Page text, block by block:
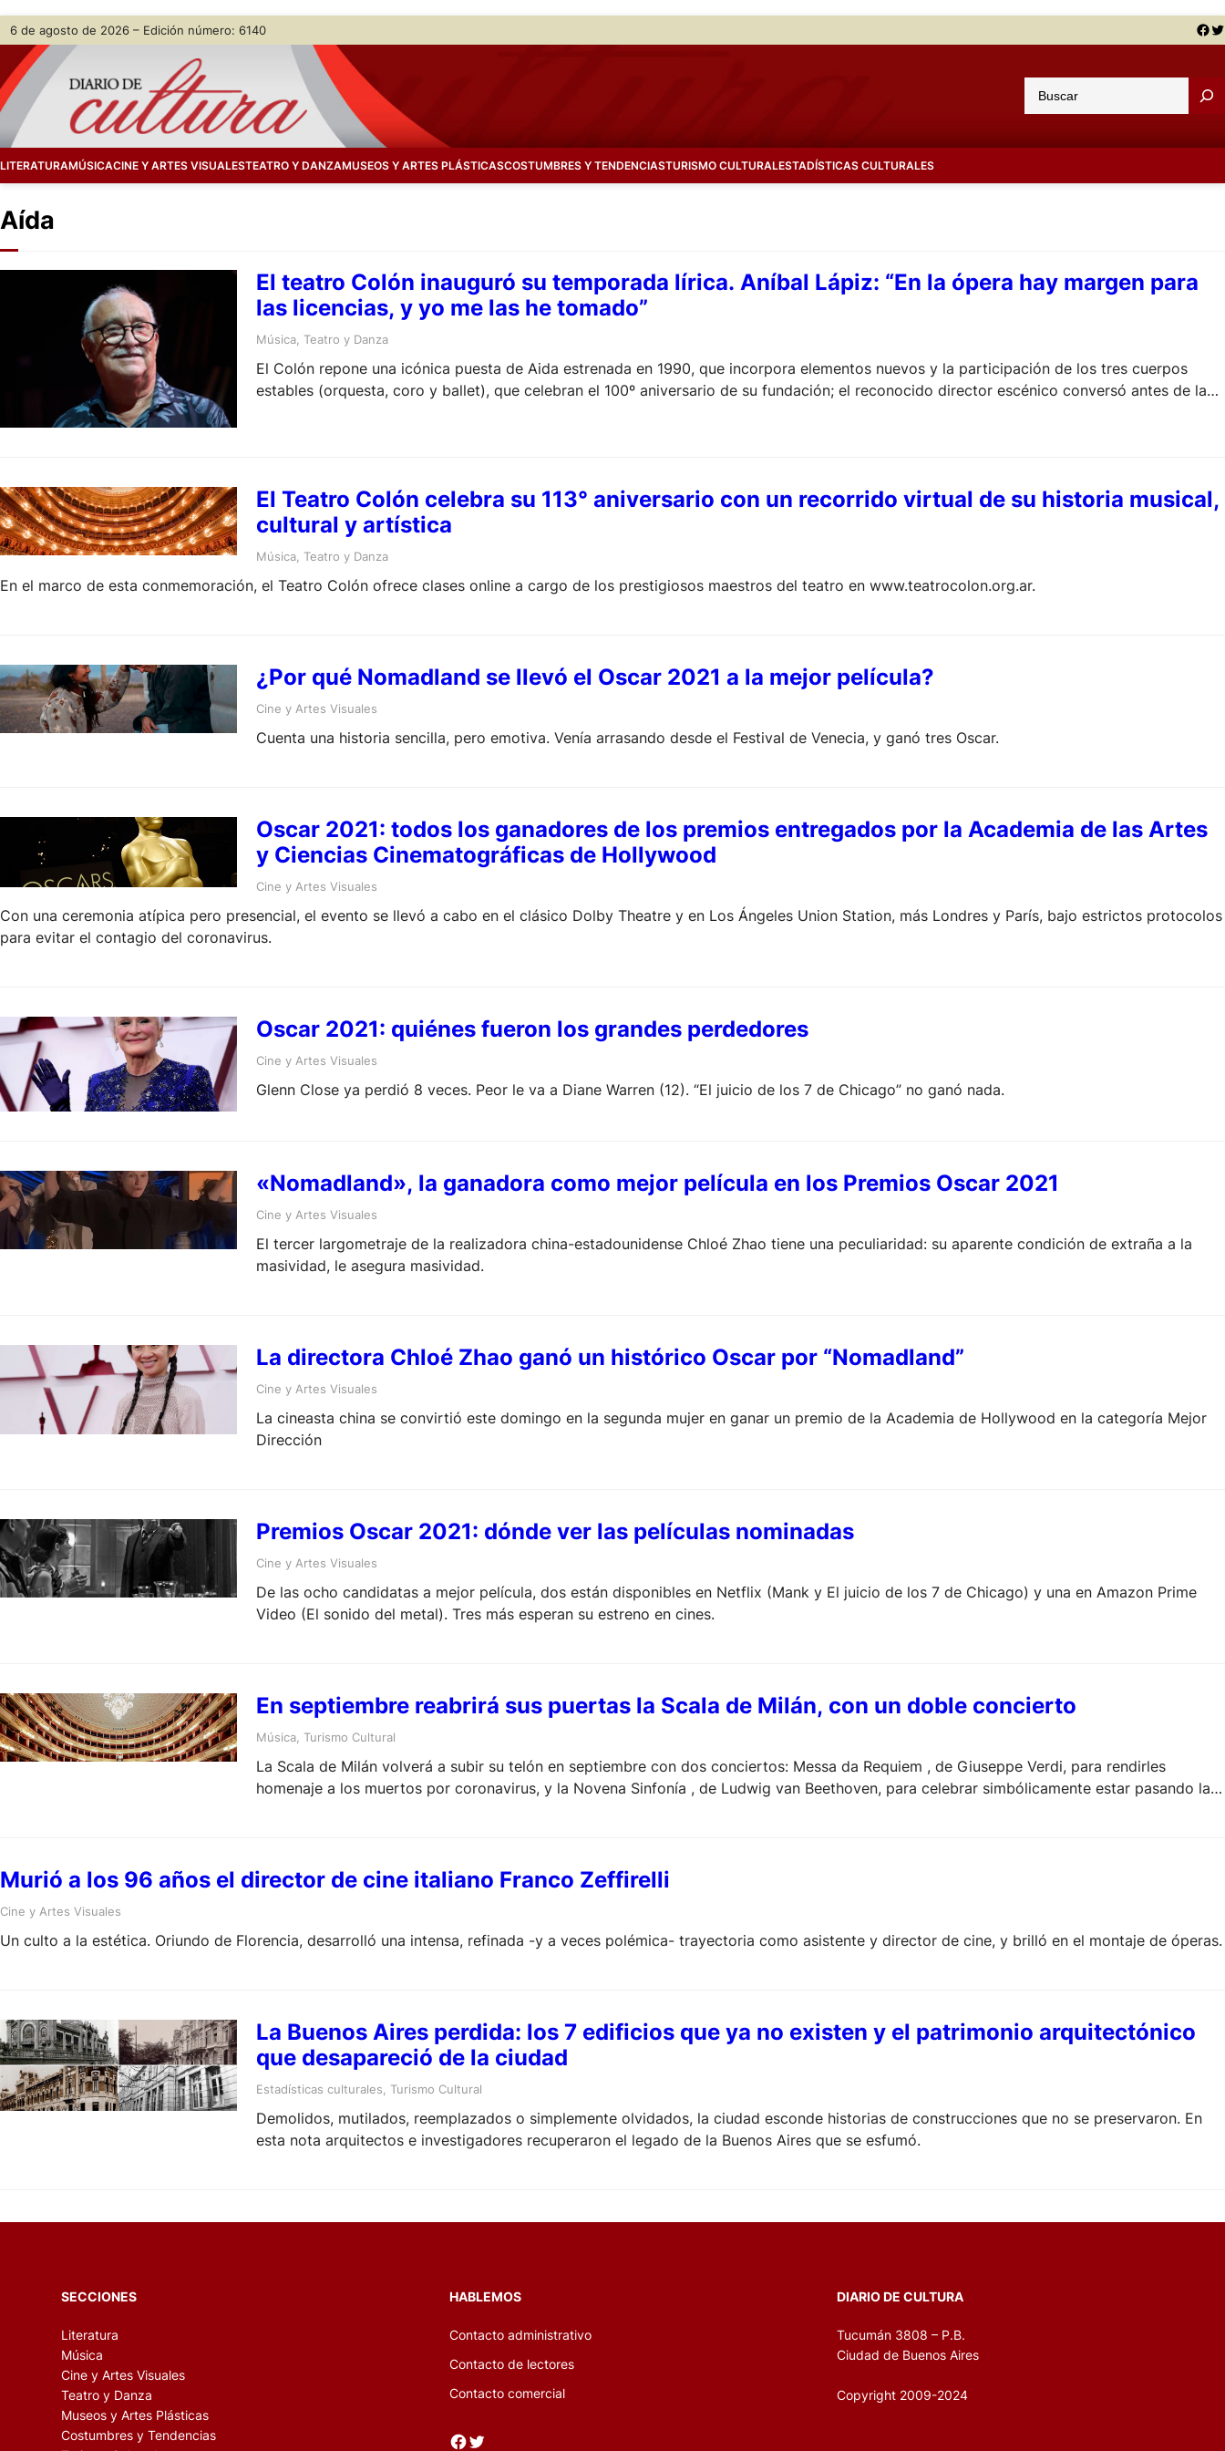
Skip
content
6 de agosto de 2026 – Edición número: 6140 Facebook Twitter
u
a
LITERATURAMÚSICACINE Y ARTES VISUALESTEATRO Y DANZAMUSEOS Y ARTES PLÁSTICASCOSTUMBRES Y TENDENCIASTURISMO CULTURALESTADÍSTICAS CULTURALES
Aída
El teatro Colón inauguró su temporada lírica. Aníbal Lápiz: “En la ópera hay margen para
las licencias, y yo me las he tomado”
Música Teatro y Danza
El Colón repone una icónica puesta de Aida estrenada en 1990, que incorpora elementos nuevos y la participación de los tres cuerpos
estables (orquesta, coro y ballet), que celebran el 100º aniversario de su fundación; el reconocido director escénico conversó antes de la
El Teatro Colón celebra su 113° aniversario con un recorrido virtual de su historia musical,
cultural y artística
Música, Teatro y Danza
En el marco de esta conmemoración, el Teatro Colón ofrece clases online a cargo de los prestigiosos maestros del teatro en www.teatrocolon.org.ar.
¿Por qué Nomadland se llevó el Oscar 2021 a la mejor película?
Cine y Artes Visuales
Cuenta una historia sencilla, pero emotiva. Venía arrasando desde el Festival de Venecia, y ganó tres Oscar.
Oscar 2021: todos los ganadores de los premios entregados por la Academia de las Artes
y Ciencias Cinematográficas de Hollywood
Cine y Artes Visuales
Con una ceremonia atípica pero presencial, el evento se llevó a cabo en el clásico Dolby Theatre y en Los Ángeles Union Station, más Londres y París, bajo estrictos protocolos
para evitar el contagio del coronavirus.
Oscar 2021: quiénes fueron los grandes perdedores
Cine y Artes Visuales
Glenn Close ya perdió 8 veces. Peor le va a Diane Warren (12). “El juicio de los 7 de Chicago” no ganó nada.
«Nomadland», la ganadora como mejor película en los Premios Oscar 2021
Cine y Artes Visuales
El tercer largometraje de la realizadora china-estadounidense Chloé Zhao tiene una peculiaridad: su aparente condición de extraña a la
masividad, le asegura masividad.
La directora Chloé Zhao ganó un histórico Oscar por “Nomadland”
Cine y Artes Visuales
La cineasta china se convirtió este domingo en la segunda mujer en ganar un premio de la Academia de Hollywood en la categoría Mejor
Dirección
Premios Oscar 2021: dónde ver las películas nominadas
Cine y Artes Visuales
De las ocho candidatas a mejor película, dos están disponibles en Netflix (Mank y El juicio de los 7 de Chicago) y una en Amazon Prime
Video (El sonido del metal). Tres más esperan su estreno en cines.
En septiembre reabrirá sus puertas la Scala de Milán, con un doble concierto
Música, Turismo Cultural
La Scala de Milán volverá a subir su telón en septiembre con dos conciertos: Messa da Requiem , de Giuseppe Verdi, para rendirles
homenaje a los muertos por coronavirus, y la Novena Sinfonía , de Ludwig van Beethoven, para celebrar simbólicamente estar pasando la
Murió a los 96 años el director de cine italiano Franco Zeffirelli
Cine y Artes Visuales
Un culto a la estética. Oriundo de Florencia, desarrolló una intensa, refinada -y a veces polémica- trayectoria como asistente y director de cine, y brilló en el montaje de óperas.
La Buenos Aires perdida: los 7 edificios que ya no existen y el patrimonio arquitectónico
que desapareció de la ciudad
Estadísticas culturales, Turismo Cultural
Demolidos, mutilados, reemplazados o simplemente olvidados, la ciudad esconde historias de construcciones que no se preservaron. En
esta nota arquitectos e investigadores recuperaron el legado de la Buenos Aires que se esfumó.
SECCIONES
Literatura
Música
Cine y Artes Visuales
Teatro y Danza
Museos y Artes Plásticas
Costumbres y Tendencias
HABLEMOS
Contacto administrativo
Contacto de lectores
Contacto comercial
Facebook Twitter
DIARIO DE CULTURA
Tucumán 3808 – P.B.
Ciudad de Buenos Aires
Copyright 2009-2024